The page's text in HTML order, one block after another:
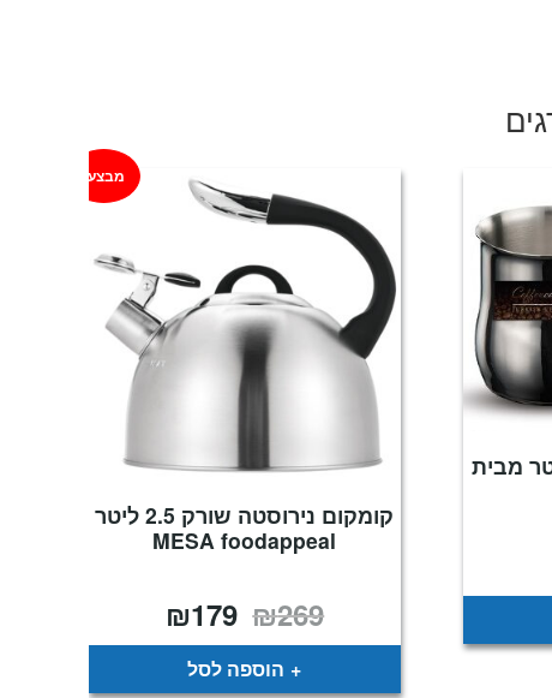
1 ליטר מבית
קומקום נירוסטה שורק 2.5 ליטר
MESA foodappeal
מבצע!
₪269 המחיר
המקורי
היה:
₪269.
₪179
הוא:
הוספה לסל